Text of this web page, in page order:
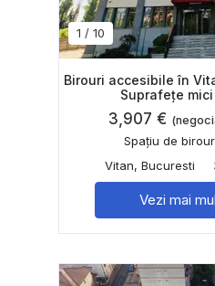
1 / 10
Birouri accesibile în
Suprafețe
3,907 €
Spațiu de
Vitan, Bucuresti
Vezi mai